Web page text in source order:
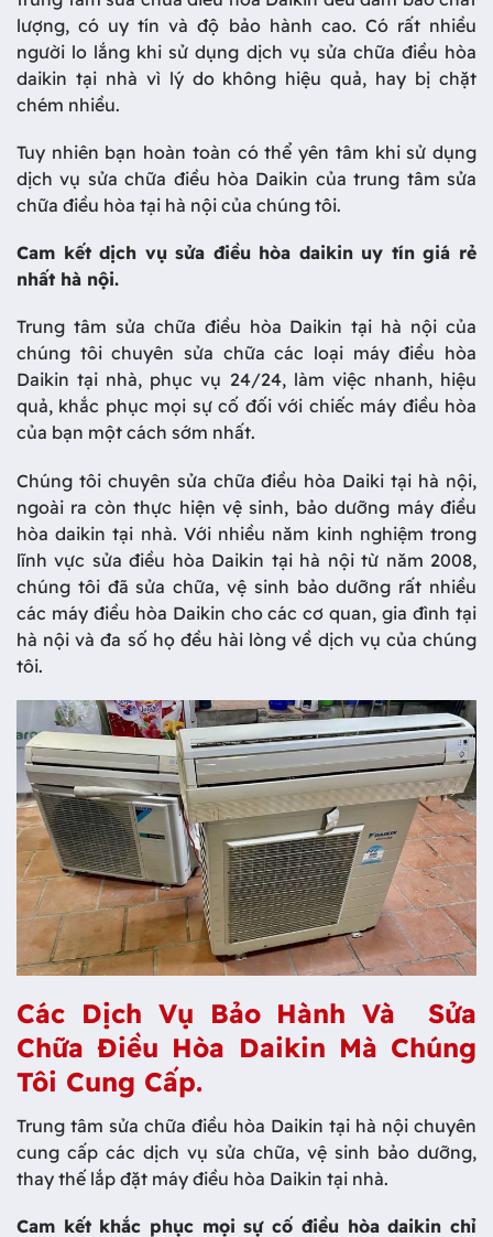
lượng, có uy tín và độ bảo hành cao. Có rất nhiều
người lo lắng khi sử dụng dịch vụ sửa chữa điều hòa
daikin tại nhà vì lý do không hiệu quả, hay bị chặt
chém nhiều.
Tuy nhiên bạn hoàn toàn có thể yên tâm khi sử dụng
dịch vụ sửa chữa điều hòa Daikin của trung tâm sửa
chữa điều hòa tại hà nội của chúng tôi.
Cam kết dịch vụ sửa điều hòa daikin uy tín giá rẻ
nhất hà nội.
Trung tâm sửa chữa điều hòa Daikin tại hà nội của
chúng tôi chuyên sửa chữa các loại máy điều hòa
Daikin tại nhà, phục vụ 24/24, làm việc nhanh, hiệu
quả, khắc phục mọi sự cố đối với chiếc máy điều hòa
của bạn một cách sớm nhất.
Chúng tôi chuyên sửa chữa điều hòa Daiki tại hà nội,
ngoài ra còn thực hiện vệ sinh, bảo dưỡng máy điều
hòa daikin tại nhà. Với nhiều năm kinh nghiệm trong
lĩnh vực sửa điều hòa Daikin tại hà nội từ năm 2008,
chúng tôi đã sửa chữa, vệ sinh bảo dưỡng rất nhiều
các máy điều hòa Daikin cho các cơ quan, gia đình tại
hà nội và đa số họ đều hài lòng về dịch vụ của chúng
tôi.
Các Dịch Vụ Bảo Hành Và Sửa
Chữa Điều Hòa Daikin Mà Chúng
Tôi Cung Cấp.
Trung tâm sửa chữa điều hòa Daikin tại hà nội chuyên
cung cấp các dịch vụ sửa chữa, vệ sinh bảo dưỡng,
thay thế lắp đặt máy điều hòa Daikin tại nhà.
Cam kết khắc phục mọi sự cố điều hòa daikin chỉ